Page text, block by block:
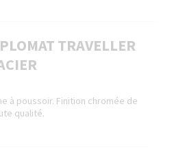
TRAVELLER
à poussoir. Finition chromée de
qualité.